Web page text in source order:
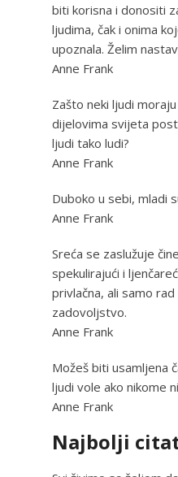
biti korisna i donositi
ljudima, čak i onima
upoznala. Želim
Anne Frank
Zašto neki ljudi
dijelovima svijeta
ljudi tako ludi?
Anne Frank
Duboko u sebi, mladi
Anne Frank
Sreća se zaslužuje
spekulirajući i
privlačna, ali samo
zadovoljstvo.
Anne Frank
Možeš biti usamljena
ljudi vole ako nikome
Anne Frank
Najbolji